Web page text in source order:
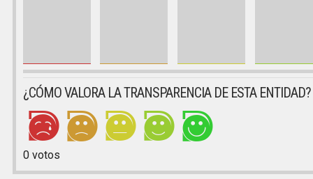
¿CÓMO VALORA LA TRANSPARENCIA DE ESTA ENTIDAD?
0votos